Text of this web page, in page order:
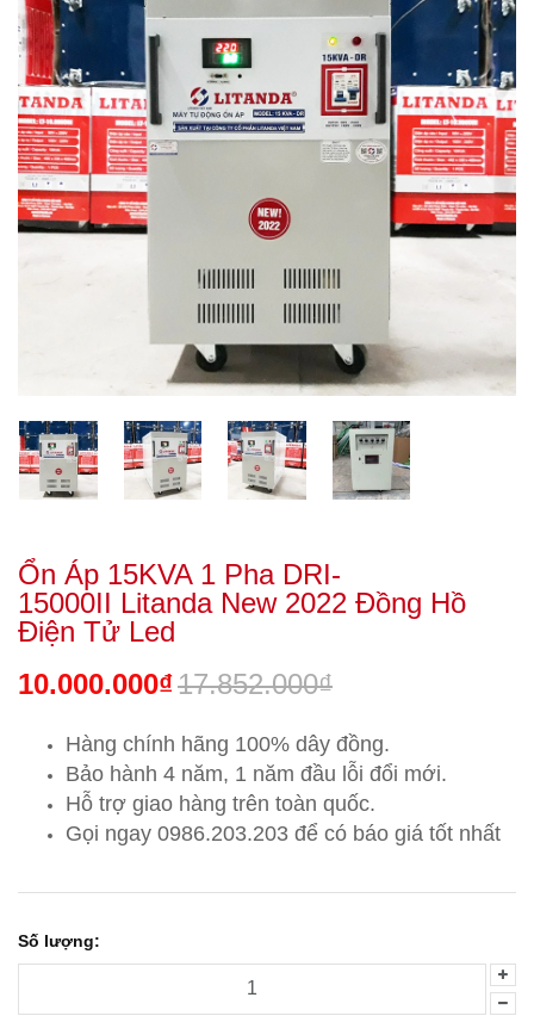
Ổn Áp 15KVA 1 Pha DRI-
15000II Litanda New 2022 Đồng Hồ
Điện Tử Led
10.000.000₫17.852.000₫
Hàng chính hãng 100% dây đồng.
Bảo hành 4 năm, 1 năm đầu lỗi đổi mới.
Hỗ trợ giao hàng trên toàn quốc.
Gọi ngay 0986.203.203 để có báo giá tốt nhất
Số lượng: